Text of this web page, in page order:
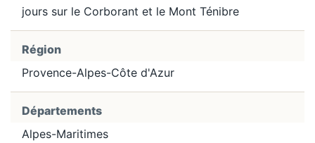
jours sur le Corborant et le Mont Ténibre
Région
Provence-Alpes-Côte d'Azur
Départements
Alpes-Maritimes